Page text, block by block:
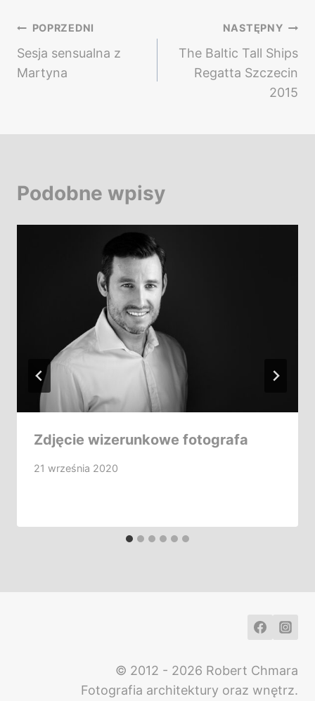
Nawigacja
wpisu
POPRZEDNI
Sesja sensualna z
Martyna
NASTĘPNY
The Baltic Tall Ships
Regatta Szczecin
2015
Podobne wpisy
Zdjęcie wizerunkowe fotografa
21 września 2020
© 2012 - 2026 Robert Chmara
Fotografia architektury oraz wnętrz.